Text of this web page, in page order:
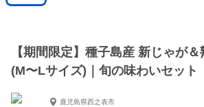
【期間限定】種子島産 新じゃが
(M〜Lサイズ)｜旬の味わいセット
鹿児島県西之表市